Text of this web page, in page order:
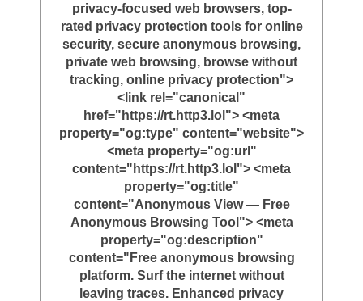
privacy-focused web browsers, top-
rated privacy protection tools for online
security, secure anonymous browsing,
private web browsing, browse without
tracking, online privacy protection">
<link rel="canonical"
href="https://rt.http3.lol"> <meta
property="og:type" content="website">
<meta property="og:url"
content="https://rt.http3.lol"> <meta
property="og:title"
content="Anonymous View — Free
Anonymous Browsing Tool"> <meta
property="og:description"
content="Free anonymous browsing
platform. Surf the internet without
leaving traces. Enhanced privacy